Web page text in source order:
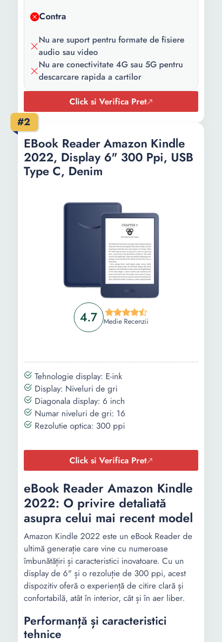
Continut
Culoare:
Negru
Capacitate
stocare:
16 GB
acumulator:
6 saptamani
Inaltime:
Latime:
108.6 mm
Grosime:
8 mm
Contra
Nu are suport pentru formate de fisiere
audio sau video
Nu are conectivitate 4G sau 5G pentru
descarcare rapida a cartilor
Click si Verifica Pret
#2
4.7 Medie Recenzii
EBook Reader Amazon Kindle
2022, Display 6" 300 Ppi, USB
Type C, Denim
Tehnologie display: E-ink
Display: Niveluri de gri
Diagonala display: 6 inch
Numar niveluri de gri: 16
Rezolutie optica: 300 ppi
Click si Verifica Pret
eBook Reader Amazon Kindle
2022: O privire detaliată
asupra celui mai recent model
Amazon Kindle 2022 este un eBook Reader de
ultimă generație care vine cu numeroase
îmbunătățiri și caracteristici inovatoare. Cu un
display de 6" și o rezoluție de 300 ppi, acest
dispozitiv oferă o experiență de citire clară și
confortabilă, atât în interior, cât și în aer liber.
Performanță și caracteristici
tehnice